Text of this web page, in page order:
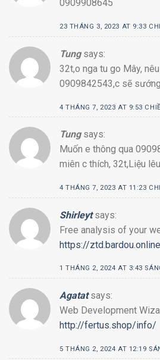
0909908645
23 THÁNG 3, 2023 AT 9:33
Tung says:
32t,o nga tu go Mây,
0909842543,c sẽ
4 THÁNG 7, 2023 AT 9:53
Tung says:
Muốn e thông qua
miên c thích, 32t,Liệu
4 THÁNG 7, 2023 AT 11:23
Shirleyt says:
Free analysis of your
https://
1 THÁNG 2, 2024 AT 3:43
Agatat says:
Web Development
http://fertus.shop/info/
5 THÁNG 2, 2024 AT 12:19